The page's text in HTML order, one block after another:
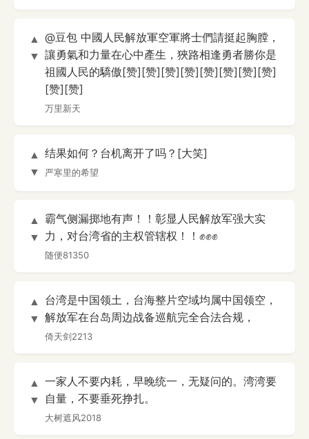
▲
▼
@豆包 中國人民解放軍空軍將士們請挺起胸膛，
讓勇氣和力量在心中產生，狹路相逢勇者勝你是
祖國人民的驕傲[赞][赞][赞][赞][赞][赞][赞][赞]
[赞][赞]
万里新天
▲
▼
结果如何？台机离开了吗？[大笑]
严寒里的希望
▲
▼
霸气侧漏掷地有声！！彰显人民解放军强大实
力，对台湾省的主权管辖权！！✊✊✊
随便81350
▲
▼
台湾是中国领土，台海整片空域均属中国领空，
解放军在台岛周边战备巡航完全合法合规，
倚天剑2213
▲
▼
一家人不要内耗，早晚统一，无疑问的。湾湾要
自量，不要垂死挣扎。
大树遮风2018